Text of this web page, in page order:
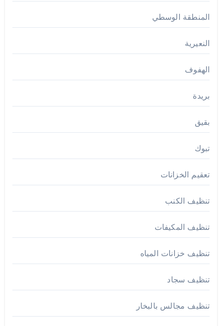
المنطقة الوسطي
النعيرية
الهفوف
بريدة
بقيق
تبوك
تعقيم الخزانات
تنظيف الكنب
تنظيف المكيفات
تنظيف خزانات المياه
تنظيف سجاد
تنظيف مجالس بالبخار